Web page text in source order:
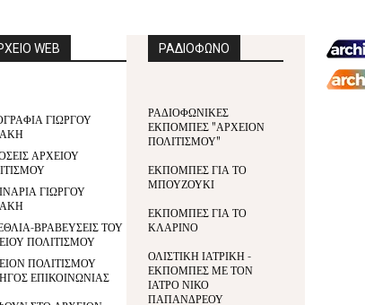
WEB
ΓΙΩΡΓΟΥ
ΑΡΧΕΙΟΥ
ΓΙΩΡΓΟΥ
ΒΡΑΒΕΥΣΕΙΣ ΤΟΥ
ΠΟΛΙΤΙΣΜΟΥ
ΠΟΛΙΤΙΣΜΟΥ
ΕΠΙΚΟΙΝΩΝΙΑΣ
ΡΑΔΙΟΦΩΝΟ
ΡΑΔΙΟΦΩΝΙΚΕΣ
ΕΚΠΟΜΠΕΣ "ΑΡΧΕΙΟΝ
ΠΟΛΙΤΙΣΜΟΥ"
ΕΚΠΟΜΠΕΣ ΓΙΑ ΤΟ
ΜΠΟΥΖΟΥΚΙ
ΕΚΠΟΜΠΕΣ ΓΙΑ ΤΟ
ΚΛΑΡΙΝΟ
ΟΛΙΣΤΙΚΗ ΙΑΤΡΙΚΗ -
ΕΚΠΟΜΠΕΣ ΜΕ ΤΟΝ
ΙΑΤΡΟ ΝΙΚΟ
ΠΑΠΑΝΔΡΕΟΥ